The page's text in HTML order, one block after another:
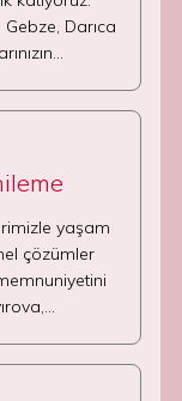
Darıca
yaşam
çözümler